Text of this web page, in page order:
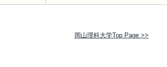
岡山理科大学Top Page >>